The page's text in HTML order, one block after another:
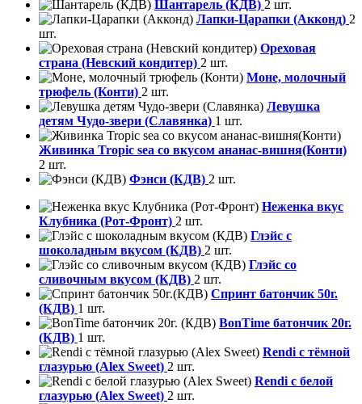
Шантарель (КДВ) 2 шт.
Лапки-Царапки (Акконд) 2
шт.
Ореховая
страна (Невский кондитер) 2 шт.
Моне, молочный
трюфель (Конти) 2 шт.
Левушка
детям Чудо-звери (Славянка) 1 шт.
Живинка Tropic sea со вкусом ананас-вишня(Конти)
2 шт.
Фэнси (КДВ) 2 шт.
Неженка вкус
Клубника (Рот-Фронт) 2 шт.
Глэйс с
шоколадным вкусом (КДВ) 2 шт.
Глэйс со
сливочным вкусом (КДВ) 2 шт.
Спринт батончик 50г.
(КДВ) 1 шт.
BonTime батончик 20г.
(КДВ) 1 шт.
Rendi с тёмной
глазурью (Alex Sweet) 2 шт.
Rendi с белой
глазурью (Alex Sweet) 2 шт.